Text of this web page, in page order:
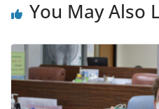
You May Also